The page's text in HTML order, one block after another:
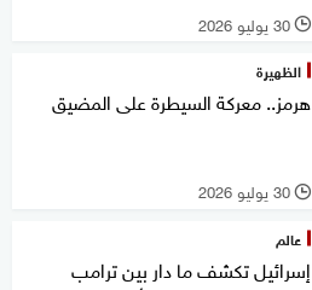
l 30 يوليو 2026
الظهيرة
هرمز.. معركة السيطرة على المضيق
l 30 يوليو 2026
عالم
إسرائيل تكشف ما دار بين ترامب